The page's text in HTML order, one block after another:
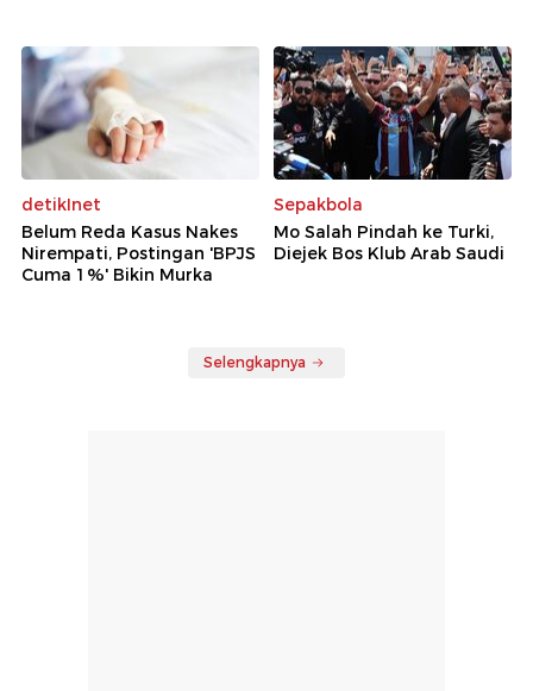
detikInet
Belum Reda Kasus Nakes
Nirempati, Postingan 'BPJS
Cuma 1%' Bikin Murka
Sepakbola
Mo Salah Pindah ke Turki,
Diejek Bos Klub Arab Saudi
Selengkapnya